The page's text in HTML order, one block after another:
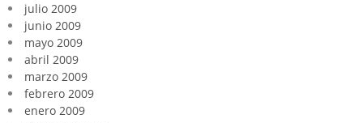
julio 2009
junio 2009
mayo 2009
abril 2009
marzo 2009
febrero 2009
enero 2009